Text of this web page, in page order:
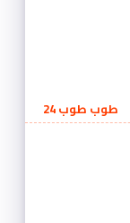
طوب طوب 24